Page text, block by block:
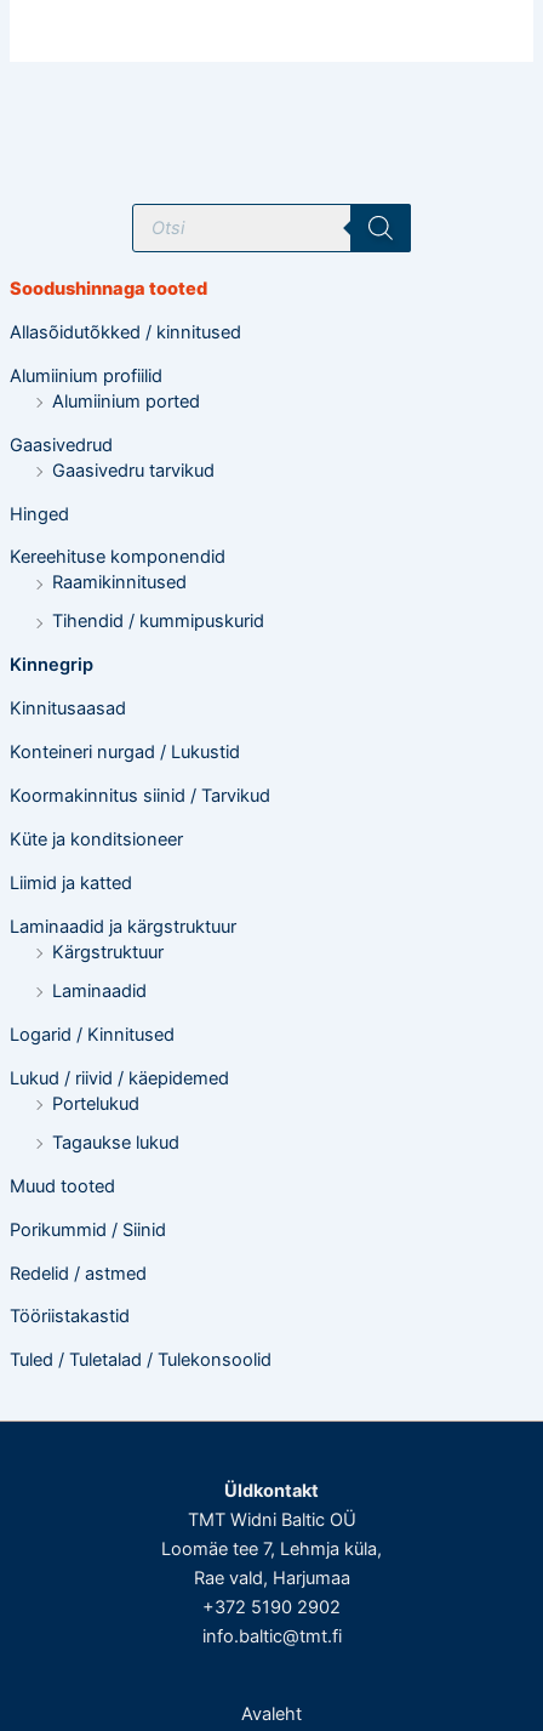
T
o
t
o
t
i
n
g
Soodushinnaga tooted
Allasõidutõkked / kinnitused
Alumiinium profiilid
Alumiinium ported
Gaasivedrud
Gaasivedru tarvikud
Hinged
Kereehituse komponendid
Raamikinnitused
Tihendid / kummipuskurid
Kinnegrip
Kinnitusaasad
Konteineri nurgad / Lukustid
Koormakinnitus siinid / Tarvikud
Küte ja konditsioneer
Liimid ja katted
Laminaadid ja kärgstruktuur
Kärgstruktuur
Laminaadid
Logarid / Kinnitused
Lukud / riivid / käepidemed
Portelukud
Tagaukse lukud
Muud tooted
Porikummid / Siinid
Redelid / astmed
Tööriistakastid
Tuled / Tuletalad / Tulekonsoolid
Üldkontakt
TMT Widni Baltic OÜ
Loomäe tee 7, Lehmja küla,
Rae vald, Harjumaa
+372 5190 2902
info.baltic@tmt.fi
Avaleht